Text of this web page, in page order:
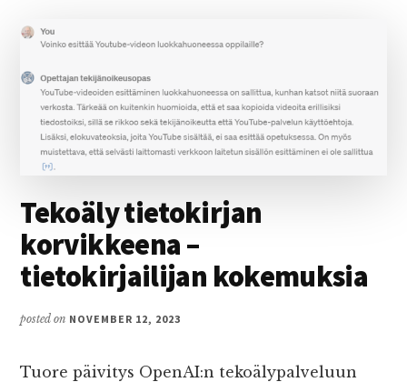
003.
Tekoäly tietokirjan
korvikkeena –
tietokirjailijan kokemuksia
posted on NOVEMBER 12, 2023
Tuore päivitys OpenAI:n tekoälypalveluun